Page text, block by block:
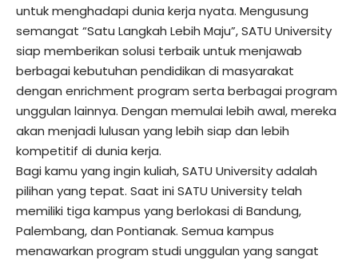
untuk menghadapi dunia kerja nyata. Mengusung
semangat “Satu Langkah Lebih Maju”, SATU University
siap memberikan solusi terbaik untuk menjawab
berbagai kebutuhan pendidikan di masyarakat
dengan enrichment program serta berbagai program
unggulan lainnya. Dengan memulai lebih awal, mereka
akan menjadi lulusan yang lebih siap dan lebih
kompetitif di dunia kerja.
Bagi kamu yang ingin kuliah, SATU University adalah
pilihan yang tepat. Saat ini SATU University telah
memiliki tiga kampus yang berlokasi di Bandung,
Palembang, dan Pontianak. Semua kampus
menawarkan program studi unggulan yang sangat